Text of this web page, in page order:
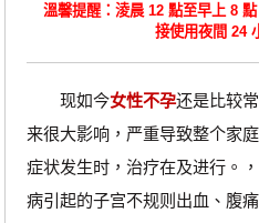
溫馨提醒：淩晨 12 點至早上 8
接使用夜間 24
现如今女性不孕还是比较
来很大影响，严重导致整个家
症状发生时，治疗在及进行。
病引起的子宫不规则出血、腹